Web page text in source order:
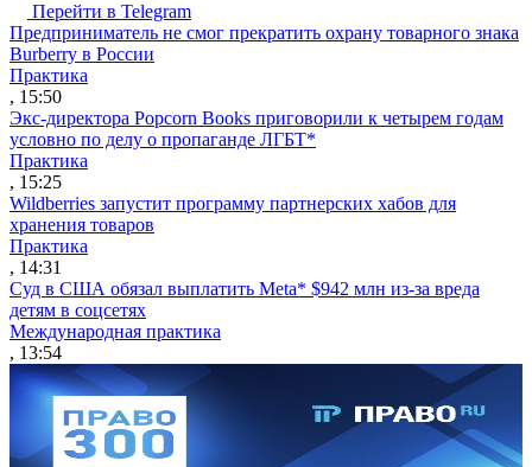
Перейти в Telegram
Предприниматель не смог прекратить охрану товарного знака
Burberry в России
Практика
, 15:50
Экс-директора Popcorn Books приговорили к четырем годам
условно по делу о пропаганде ЛГБТ*
Практика
, 15:25
Wildberries запустит программу партнерских хабов для
хранения товаров
Практика
, 14:31
Суд в США обязал выплатить Meta* $942 млн из-за вреда
детям в соцсетях
Международная практика
, 13:54